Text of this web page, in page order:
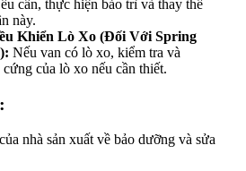
cần, thực hiện bảo trì và thay thế
này.
Khiển Lò Xo (Đối Với Spring
Nếu van có lò xo, kiểm tra và
của lò xo nếu cần thiết.
nhà sản xuất về bảo dưỡng và sửa